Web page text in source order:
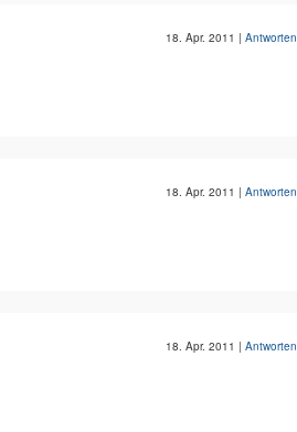
18. Apr. 2011 | Antworten
18. Apr. 2011 | Antworten
18. Apr. 2011 | Antworten